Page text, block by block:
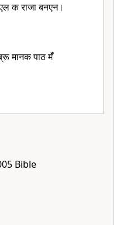
क राजा बनएन।
मानक पाठ मँ
Bible